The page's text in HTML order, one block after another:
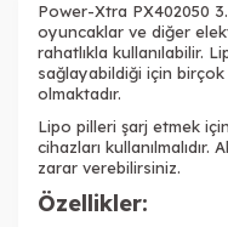
Power-Xtra PX402050
oyuncaklar ve diğer
rahatlıkla kullanılabilir.
sağlayabildiği için
olmaktadır.
Lipo pilleri şarj etmek
cihazları
zarar verebilirsiniz.
Özellikler: